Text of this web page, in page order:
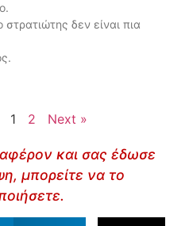
δεν είναι πια
1 2 Next »
και σας έδωσε
μπορείτε να το